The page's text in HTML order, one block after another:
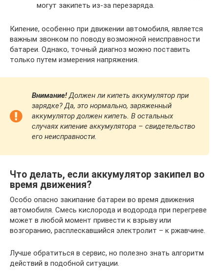
могут закипеть из-за перезаряда.
Кипение, особенно при движении автомобиля, является
важным звонком по поводу возможной неисправности
батареи. Однако, точный диагноз можно поставить
только путем измерения напряжения.
Внимание! Должен ли кипеть аккумулятор при
зарядке? Да, это нормально, заряженный
аккумулятор должен кипеть. В остальных
случаях кипение аккумулятора – свидетельство
его неисправности.
Что делать, если аккумулятор закипел во
время движения?
Особо опасно закипание батареи во время движения
автомобиля. Смесь кислорода и водорода при перегреве
может в любой момент привести к взрыву или
возгоранию, расплескавшийся электролит – к ржавчине.
Лучше обратиться в сервис, но полезно знать алгоритм
действий в подобной ситуации.